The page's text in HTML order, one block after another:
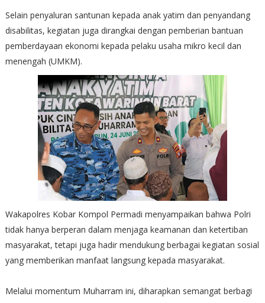
Selain penyaluran santunan kepada anak yatim dan penyandang
disabilitas, kegiatan juga dirangkai dengan pemberian bantuan
pemberdayaan ekonomi kepada pelaku usaha mikro kecil dan
menengah (UMKM).
Wakapolres Kobar Kompol Permadi menyampaikan bahwa Polri
tidak hanya berperan dalam menjaga keamanan dan ketertiban
masyarakat, tetapi juga hadir mendukung berbagai kegiatan sosial
yang memberikan manfaat langsung kepada masyarakat.
Melalui momentum Muharram ini, diharapkan semangat berbagi